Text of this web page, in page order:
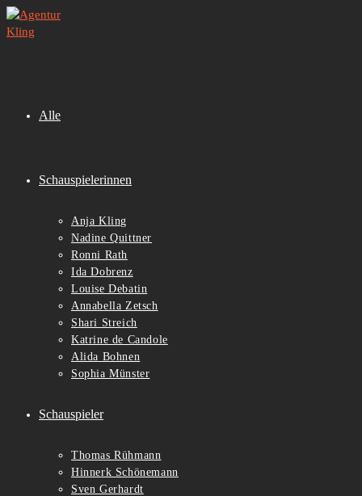
Zum
Inhalt
Alle
Schauspielerinnen
Anja Kling
Nadine Quittner
Ronni Rath
Ida Dobrenz
Louise Debatin
Annabella Zetsch
Shari Streich
Katrine de Candole
Alida Bohnen
Sophia Münster
Schauspieler
Thomas Rühmann
Hinnerk Schönemann
Sven Gerhardt